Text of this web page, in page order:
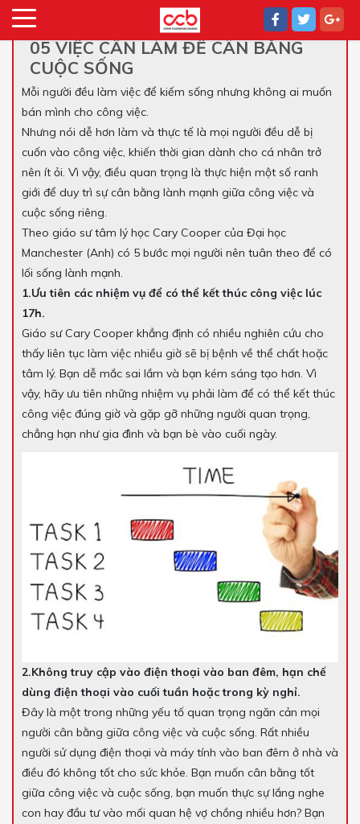
05 VIỆC CẦN LÀM ĐỂ CÂN BẰNG
CUỘC SỐNG
Mỗi người đều làm việc để kiếm sống nhưng không ai muốn
bán mình cho công việc.
Nhưng nói dễ hơn làm và thực tế là mọi người đều dễ bị
cuốn vào công việc, khiến thời gian dành cho cá nhân trở
nên ít ỏi. Vì vậy, điều quan trọng là thực hiện một số ranh
giới để duy trì sự cân bằng lành mạnh giữa công việc và
cuộc sống riêng.
Theo giáo sư tâm lý học Cary Cooper của Đại học
Manchester (Anh) có 5 bước mọi người nên tuân theo để có
lối sống lành mạnh.
1.Ưu tiên các nhiệm vụ để có thể kết thúc công việc lúc
17h.
Giáo sư Cary Cooper khẳng định có nhiều nghiên cứu cho
thấy liên tục làm việc nhiều giờ sẽ bị bệnh về thể chất hoặc
tâm lý. Bạn dễ mắc sai lầm và bạn kém sáng tạo hơn. Vì
vậy, hãy ưu tiên những nhiệm vụ phải làm để có thể kết thúc
công việc đúng giờ và gặp gỡ những người quan trọng,
chẳng hạn như gia đình và bạn bè vào cuối ngày.
2.Không truy cập vào điện thoại vào ban đêm, hạn chế
dùng điện thoại vào cuối tuần hoặc trong kỳ nghỉ.
Đây là một trong những yếu tố quan trọng ngăn cản mọi
người cân bằng giữa công việc và cuộc sống. Rất nhiều
người sử dụng điện thoại và máy tính vào ban đêm ở nhà và
điều đó không tốt cho sức khỏe. Bạn muốn cân bằng tốt
giữa công việc và cuộc sống, bạn muốn thực sự lắng nghe
con hay đầu tư vào mối quan hệ vợ chồng nhiều hơn? Bạn